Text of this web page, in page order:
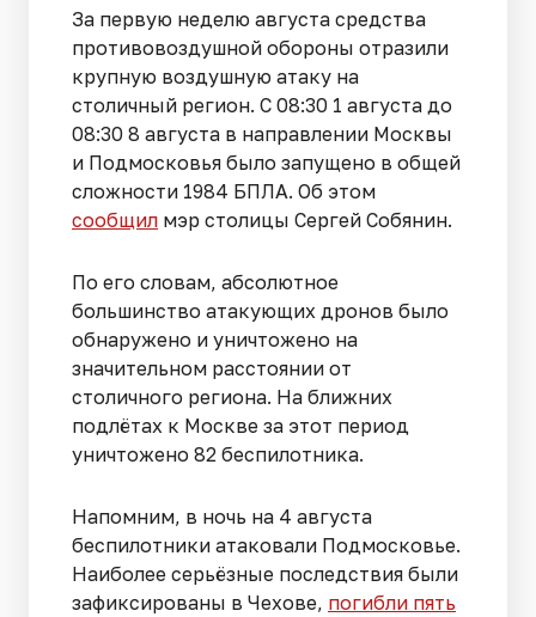
За первую неделю августа средства
противовоздушной обороны отразили
крупную воздушную атаку на
столичный регион. С 08:30 1 августа до
08:30 8 августа в направлении Москвы
и Подмосковья было запущено в общей
сложности 1984 БПЛА. Об этом
сообщил мэр столицы Сергей Собянин.
По его словам, абсолютное
большинство атакующих дронов было
обнаружено и уничтожено на
значительном расстоянии от
столичного региона. На ближних
подлётах к Москве за этот период
уничтожено 82 беспилотника.
Напомним, в ночь на 4 августа
беспилотники атаковали Подмосковье.
Наиболее серьёзные последствия были
зафиксированы в Чехове, погибли пять